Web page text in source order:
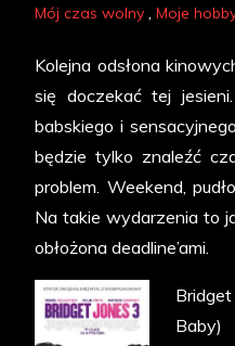
Mój czas wolny Moje
Kolejna odsłona
się doczekać tej
babskiego i
będzie tylko znaleźć
problem. Weekend,
Na takie wydarzenia to
obłożona deadline’ami.
Baby)